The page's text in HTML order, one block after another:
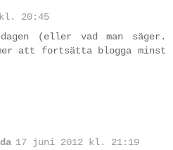
20:45
(eller vad man säger.
att fortsätta blogga minst
17 juni 2012 kl. 21:19